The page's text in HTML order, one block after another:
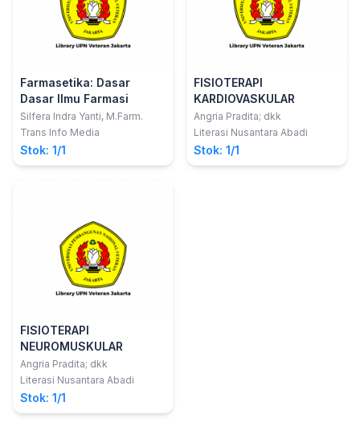
Farmasetika: Dasar
Dasar Ilmu Farmasi
Silfera Indra Yanti, M.Farm.
Trans Info Media
Stok: 1/1
FISIOTERAPI
KARDIOVASKULAR
Angria Pradita; dkk
Literasi Nusantara Abadi
Stok: 1/1
FISIOTERAPI
NEUROMUSKULAR
Angria Pradita; dkk
Literasi Nusantara Abadi
Stok: 1/1